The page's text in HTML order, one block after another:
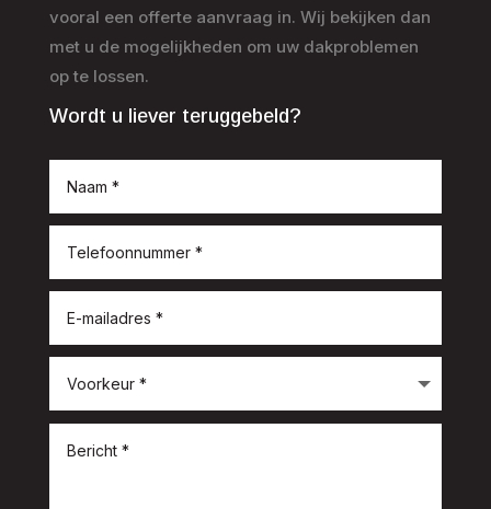
vooral een offerte aanvraag in. Wij bekijken dan
met u de mogelijkheden om uw dakproblemen
op te lossen.
Wordt u liever teruggebeld?